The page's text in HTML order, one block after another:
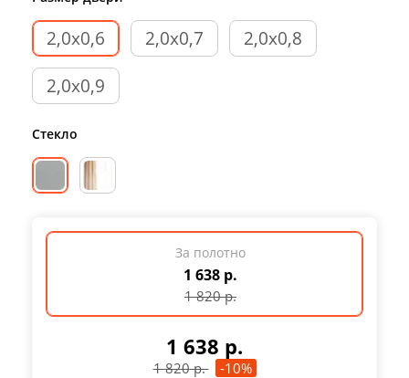
2,0х0,6 2,0х0,7
2,0х0,8
2,0х0,9
Стекло
1 638 р.
1 820р. -10%
За полотно
1 638 р.
1 820р.